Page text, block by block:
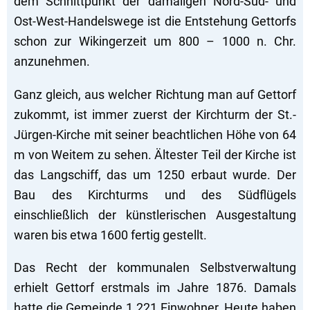
Ost-West-Handelswege ist die Entstehung Gettorfs
schon zur Wikingerzeit um 800 – 1000 n. Chr.
anzunehmen.
Ganz gleich, aus welcher Richtung man auf Gettorf
zukommt, ist immer zuerst der Kirchturm der St.-
Jürgen-Kirche mit seiner beachtlichen Höhe von 64
m von Weitem zu sehen. Ältester Teil der Kirche ist
das Langschiff, das um 1250 erbaut wurde. Der
Bau des Kirchturms und des Südflügels
einschließlich der künstlerischen Ausgestaltung
waren bis etwa 1600 fertig gestellt.
Das Recht der kommunalen Selbstverwaltung
erhielt Gettorf erstmals im Jahre 1876. Damals